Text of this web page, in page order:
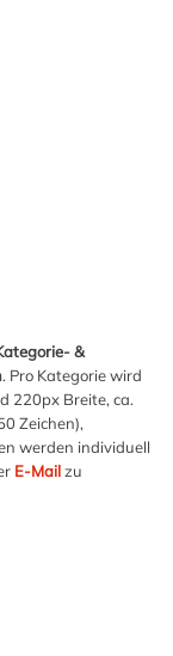
&
. Pro Kategorie wird
220px Breite, ca.
Zeichen),
werden individuell
E-Mailzu